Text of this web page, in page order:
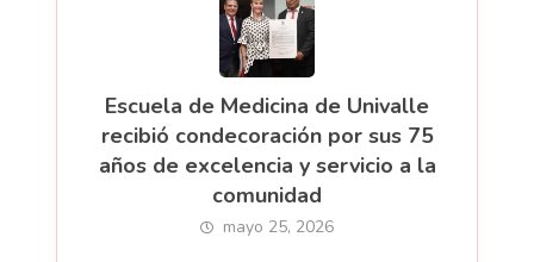
Escuela de Medicina de Univalle
recibió condecoración por sus 75
años de excelencia y servicio a la
comunidad
mayo 25, 2026